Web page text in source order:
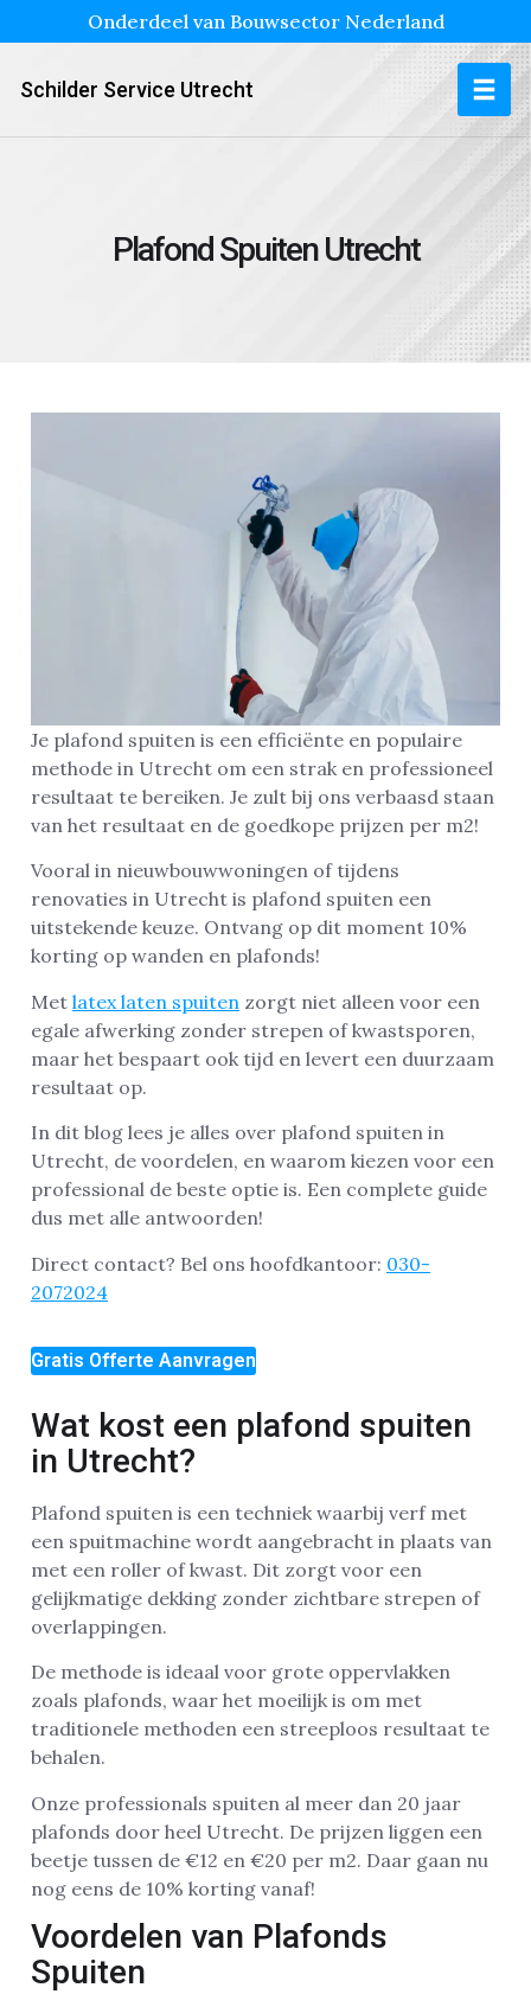
Onderdeel van Bouwsector Nederland
Schilder Service Utrecht
Plafond Spuiten Utrecht
Je plafond spuiten is een efficiënte en populaire
methode in Utrecht om een strak en professioneel
resultaat te bereiken. Je zult bij ons verbaasd staan
van het resultaat en de goedkope prijzen per m2!
Vooral in nieuwbouwwoningen of tijdens
renovaties in Utrecht is plafond spuiten een
uitstekende keuze. Ontvang op dit moment 10%
korting op wanden en plafonds!
Met latex laten spuiten zorgt niet alleen voor een
egale afwerking zonder strepen of kwastsporen,
maar het bespaart ook tijd en levert een duurzaam
resultaat op.
In dit blog lees je alles over plafond spuiten in
Utrecht, de voordelen, en waarom kiezen voor een
professional de beste optie is. Een complete guide
dus met alle antwoorden!
Direct contact? Bel ons hoofdkantoor: 030-
2072024
Gratis Offerte Aanvragen
Wat kost een plafond spuiten
in Utrecht?
Plafond spuiten is een techniek waarbij verf met
een spuitmachine wordt aangebracht in plaats van
met een roller of kwast. Dit zorgt voor een
gelijkmatige dekking zonder zichtbare strepen of
overlappingen.
De methode is ideaal voor grote oppervlakken
zoals plafonds, waar het moeilijk is om met
traditionele methoden een streeploos resultaat te
behalen.
Onze professionals spuiten al meer dan 20 jaar
plafonds door heel Utrecht. De prijzen liggen een
beetje tussen de €12 en €20 per m2. Daar gaan nu
nog eens de 10% korting vanaf!
Voordelen van Plafonds
Spuiten